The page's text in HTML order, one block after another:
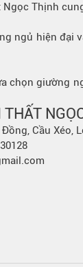
Thịnh
ngủ hiện
chọn giường
Cầu Xéo,